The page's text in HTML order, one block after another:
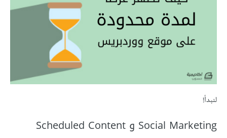
لنبدأ!
Social Marketing و Scheduled Content